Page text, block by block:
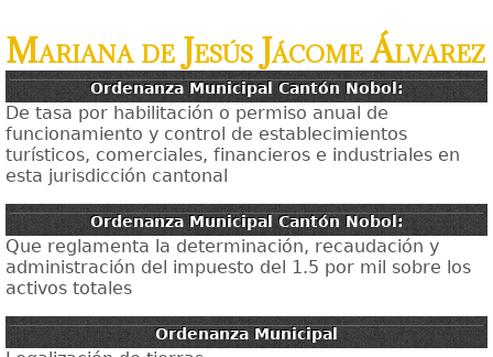
Mariana de Jesús Jácome Álvarez
Ordenanza Municipal Cantón Nobol:
De tasa por habilitación o permiso anual de
funcionamiento y control de establecimientos
turísticos, comerciales, financieros e industriales en
esta jurisdicción cantonal
Ordenanza Municipal Cantón Nobol:
Que reglamenta la determinación, recaudación y
administración del impuesto del 1.5 por mil sobre los
activos totales
Ordenanza Municipal